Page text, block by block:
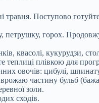
травня. Поступово
петрушку, горох.
квасолі, кукурудзи,
теплиці плівкою для
овочів: цибулі,
частину бульб
золи.
сходів.